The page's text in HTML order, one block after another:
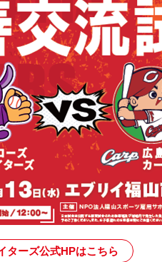
ターズ公式HPはこちら